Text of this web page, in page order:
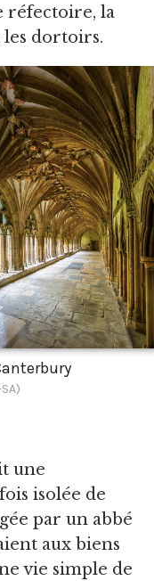
réfectoire, la
dortoirs.
une
isolée de
par un abbé
aux biens
vie simple de